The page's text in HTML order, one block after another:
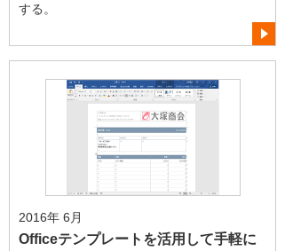
する。
2016年 6月
Officeテンプレートを活用して手軽に